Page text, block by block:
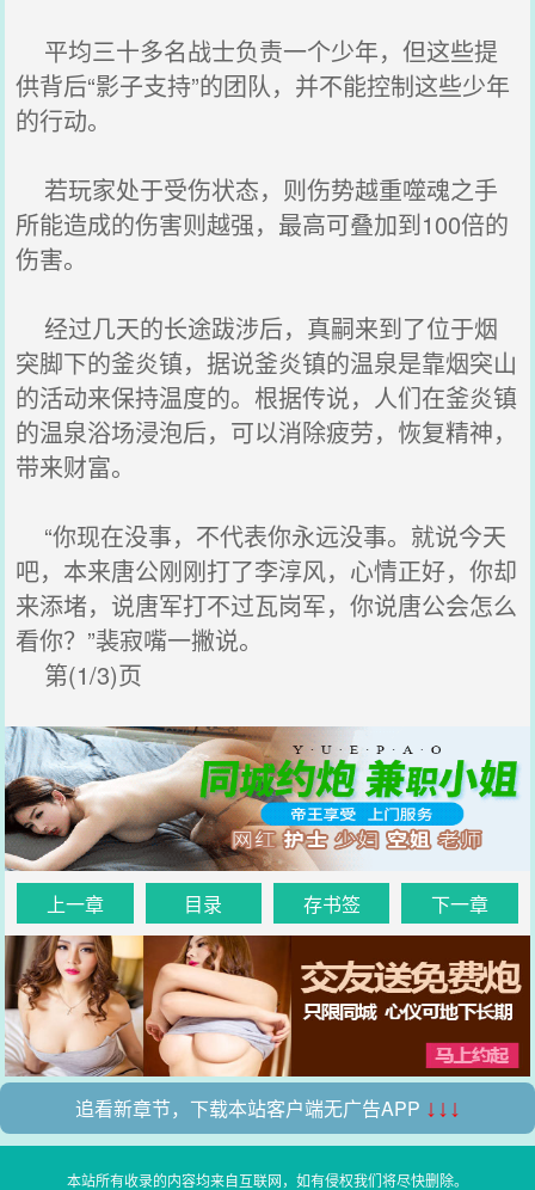
平均三十多名战士负责一个少年，但这些提
供背后“影子支持”的团队，并不能控制这些少年
的行动。
若玩家处于受伤状态，则伤势越重噬魂之手
所能造成的伤害则越强，最高可叠加到100倍的
伤害。
经过几天的长途跋涉后，真嗣来到了位于烟
突脚下的釜炎镇，据说釜炎镇的温泉是靠烟突山
的活动来保持温度的。根据传说，人们在釜炎镇
的温泉浴场浸泡后，可以消除疲劳，恢复精神，
带来财富。
“你现在没事，不代表你永远没事。就说今天
吧，本来唐公刚刚打了李淳风，心情正好，你却
来添堵，说唐军打不过瓦岗军，你说唐公会怎么
看你？”裴寂嘴一撇说。
第(1/3)页
上一章 目录 存书签 下一章
追看新章节，下载本站客户端无广告APP ↓↓↓
本站所有收录的内容均来自互联网，如有侵权我们将尽快删除。